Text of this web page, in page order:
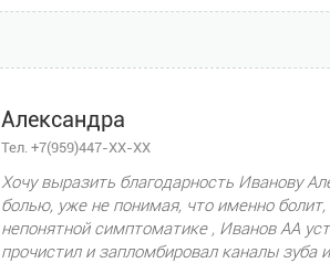
Александра
Тел. +7(959)447-XX-XX
Хочу выразить благодарность Иванову
болью, уже не понимая, что именно
непонятной симптоматике , Иванов АА
прочистил и запломбировал каналы зуба